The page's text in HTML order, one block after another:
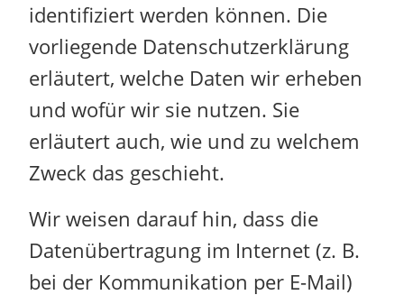
identifiziert werden können. Die
vorliegende Datenschutzerklärung
erläutert, welche Daten wir erheben
und wofür wir sie nutzen. Sie
erläutert auch, wie und zu welchem
Zweck das geschieht.
Wir weisen darauf hin, dass die
Datenübertragung im Internet (z. B.
bei der Kommunikation per E-Mail)